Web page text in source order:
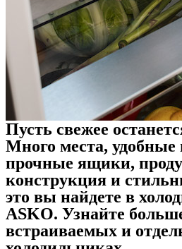
Пусть свежее
Много места, удобные
прочные ящики,
конструкция и
это вы найдете в
ASKO. Узнайте
встраиваемых и